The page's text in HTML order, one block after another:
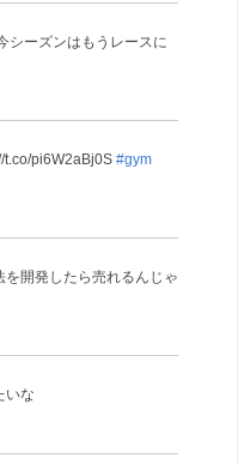
シーズンはもうレースに
t.co/pi6W2aBj0S #gym
開発したら売れるんじゃ
いな